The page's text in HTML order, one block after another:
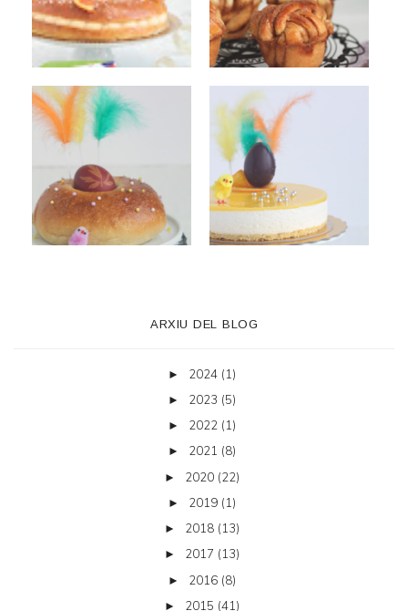
ARXIU DEL BLOG
► 2024 (1)
► 2023 (5)
► 2022 (1)
► 2021 (8)
► 2020 (22)
► 2019 (1)
► 2018 (13)
► 2017 (13)
► 2016 (8)
► 2015 (41)